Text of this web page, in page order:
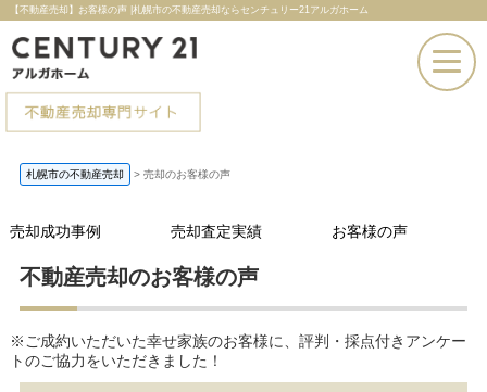
【不動産売却】お客様の声 |札幌市の不動産売却ならセンチュリー21アルガホーム
その場で売却査定
札幌市の不動産売却 > 売却のお客様の声
売却成功事例 売却査定実績 お客様の声
不動産売却のお客様の声
※ご成約いただいた幸せ家族のお客様に、評判・採点付きアンケー
トのご協力をいただきました！